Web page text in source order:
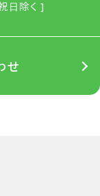
日除く ]
せ